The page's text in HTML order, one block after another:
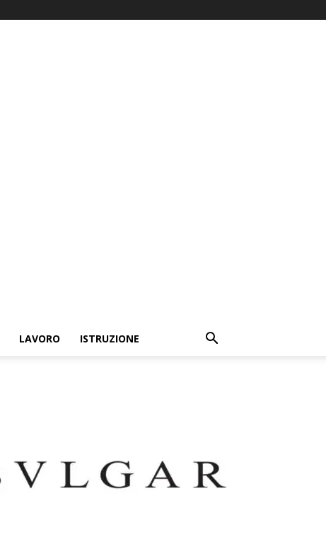
LAVORO ISTRUZIONE